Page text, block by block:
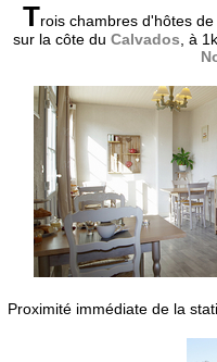
Trois chambres d'hôtes
sur la côte du Calvados , à
Proximité immédiate de la